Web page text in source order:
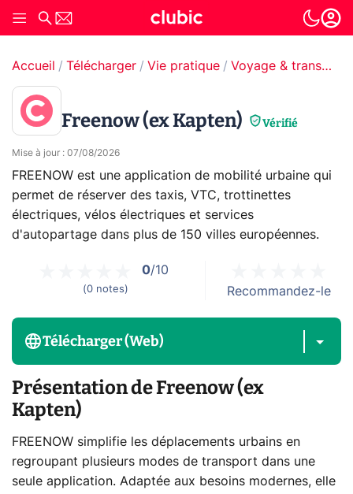
Accueil Télécharger Vie pratique Voyage & transport
Freenow (ex Kapten) Vérifié
Mise à jour : 07/08/2026
FREENOW est une application de mobilité urbaine qui
permet de réserver des taxis, VTC, trottinettes
électriques, vélos électriques et services
d'autopartage dans plus de 150 villes européennes.
0/10
(0 notes) Recommandez-le
Télécharger (Web)
Présentation de Freenow (ex
Kapten)
FREENOW simplifie les déplacements urbains en
regroupant plusieurs modes de transport dans une
seule application. Adaptée aux besoins modernes, elle